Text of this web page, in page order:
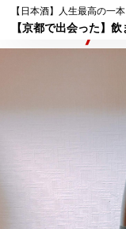
【日本酒】人生最高の一本